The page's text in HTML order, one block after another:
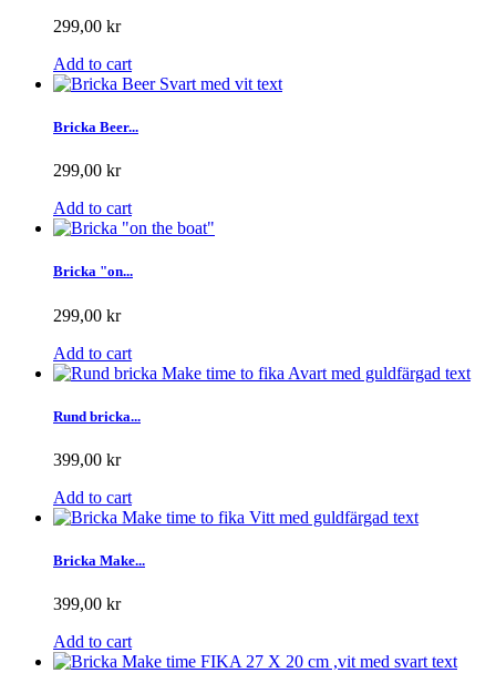
299,00 kr
Add to cart
Bricka Beer...
299,00 kr
Add to cart
Bricka "on...
299,00 kr
Add to cart
Rund bricka...
399,00 kr
Add to cart
Bricka Make...
399,00 kr
Add to cart